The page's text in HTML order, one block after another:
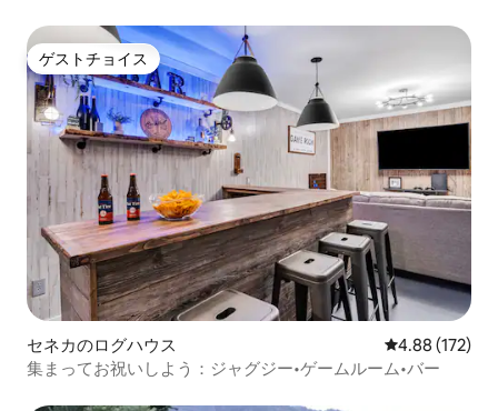
ゲストチョイス
ゲストチョイス
セネカのログハウス レビュー172
4.88 (172)
集まってお祝いしよう：ジャグジー•ゲームルーム•バー